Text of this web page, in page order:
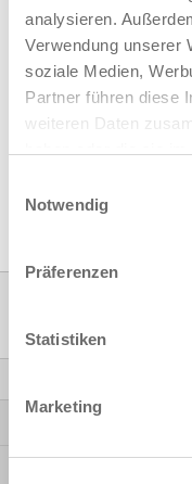
analysieren.
Verwendung unserer
soziale Medien,
Partner führen diese
weiteren Daten
Notwendig
Präferenzen
Statistiken
Marketing
sichert uns
Highlights SOFiSTiK